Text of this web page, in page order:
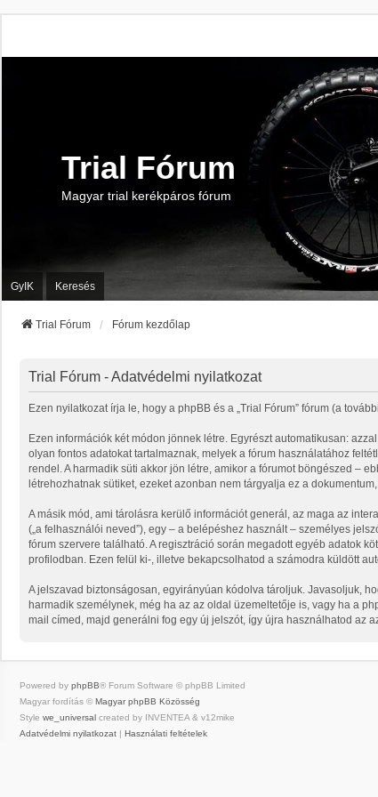
Trial Fórum
Magyar trial kerékpáros fórum
GyIK Keresés
Trial Fórum Fórum kezdőlap
Trial Fórum - Adatvédelmi nyilatkozat
Ezen nyilatkozat írja le, hogy a phpBB és a „Trial Fórum” fórum (a
Ezen információk két módon jönnek létre. Egyrészt automatikusan:
olyan fontos adatokat tartalmaznak, melyek a fórum használatához
rendel. A harmadik süti akkor jön létre, amikor a fórumot böngészed –
létrehozhatnak sütiket, ezeket azonban nem tárgyalja ez a
A másik mód, ami tárolásra kerülő információt generál, az maga az
(„a felhasználói neved”), egy – a belépéshez használt – személyes
fórum szervere található. A regisztráció során megadott egyéb adatok
profilodban. Ezen felül ki-, illetve bekapcsolhatod a számodra küldött
A jelszavad biztonságosan, egyirányúan kódolva tároljuk. Javasoljuk,
harmadik személynek, még ha az az oldal üzemeltetője is, vagy ha a
mail címed, majd generálni fog egy új jelszót, így újra használhatod az
Powered by phpBB® Forum Software © phpBB Limited
Magyar fordítás © Magyar phpBB Közösség
Style we_universal created by INVENTEA & v12mike
Adatvédelmi nyilatkozat
Használati feltételek